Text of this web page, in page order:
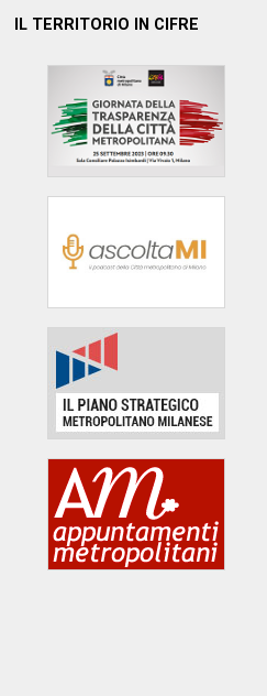
IL TERRITORIO IN CIFRE